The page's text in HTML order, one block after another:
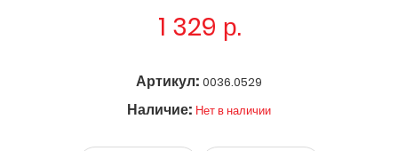
1 329 р.
Артикул: 0036.0529
Наличие: Нет в наличии